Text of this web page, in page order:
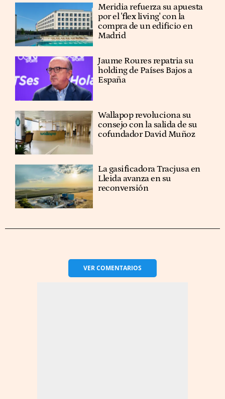
Meridia refuerza su apuesta
por el 'flex living' con la
compra de un edificio en
Madrid
Jaume Roures repatria su
holding de Países Bajos a
España
Wallapop revoluciona su
consejo con la salida de su
cofundador David Muñoz
La gasificadora Tracjusa en
Lleida avanza en su
reconversión
VERCOMENTARIOS